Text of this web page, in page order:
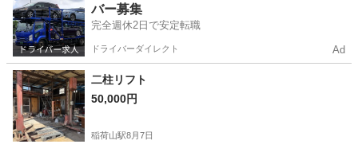
バー募集
完全週休2日で安定転職
ドライバーダイレクト Ad
二柱リフト
50,000円
稲荷山駅8月7日